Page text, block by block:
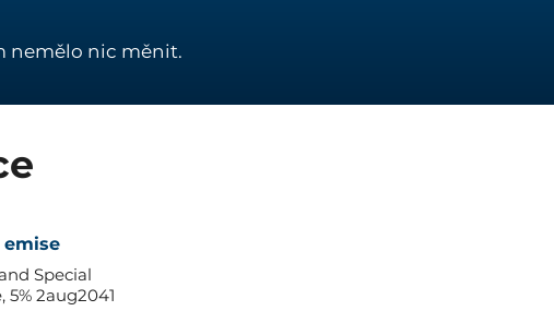
nemělo nic měnit.
emise
Special
5% 2aug2041